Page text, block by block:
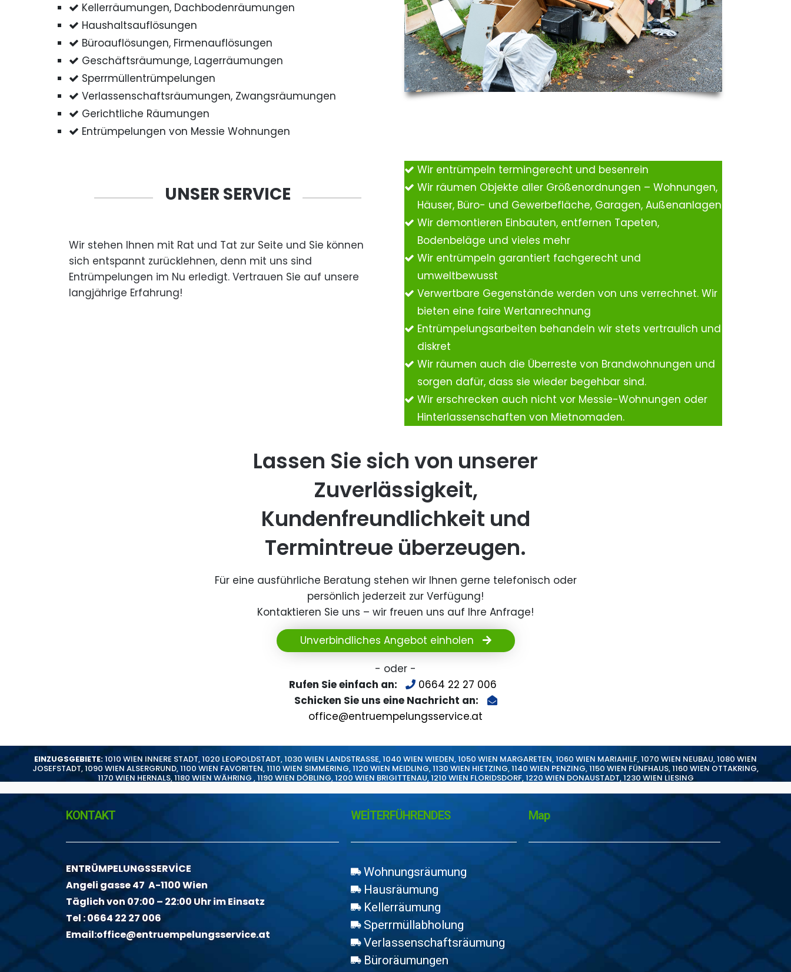
Kellerräumungen, Dachbodenräumungen
Haushaltsauflösungen
Büroauflösungen, Firmenauflösungen
Geschäftsräumunge, Lagerräumungen
Sperrmüllentrümpelungen
Verlassenschaftsräumungen, Zwangsräumungen
Gerichtliche Räumungen
Entrümpelungen von Messie Wohnungen
UNSER SERVICE
Wir stehen Ihnen mit Rat und Tat zur Seite und Sie können
sich entspannt zurücklehnen, denn mit uns sind
Entrümpelungen im Nu erledigt. Vertrauen Sie auf unsere
langjährige Erfahrung!
Wir entrümpeln termingerecht und besenrein
Wir räumen Objekte aller Größenordnungen – Wohnungen,
Häuser, Büro- und Gewerbefläche, Garagen, Außenanlagen
Wir demontieren Einbauten, entfernen Tapeten,
Bodenbeläge und vieles mehr
Wir entrümpeln garantiert fachgerecht und
umweltbewusst
Verwertbare Gegenstände werden von uns verrechnet. Wir
bieten eine faire Wertanrechnung
Entrümpelungsarbeiten behandeln wir stets vertraulich und
diskret
Wir räumen auch die Überreste von Brandwohnungen und
sorgen dafür, dass sie wieder begehbar sind.
Wir erschrecken auch nicht vor Messie-Wohnungen oder
Hinterlassenschaften von Mietnomaden.
Lassen Sie sich von unserer
Zuverlässigkeit,
Kundenfreundlichkeit und
Termintreue überzeugen.
Für eine ausführliche Beratung stehen wir Ihnen gerne telefonisch oder
persönlich jederzeit zur Verfügung!
Kontaktieren Sie uns – wir freuen uns auf Ihre Anfrage!
Unverbindliches Angebot einholen
- oder -
Rufen Sie einfach an:
0664 22 27 006
Schicken Sie uns eine Nachricht an:
office@entruempelungsservice.at
EINZUGSGEBIETE:1010 WIEN INNERE STADT,1020 LEOPOLDSTADT,1030 WIEN LANDSTRASSE,1040 WIEN WIEDEN,1050 WIEN MARGARETEN,1060 WIEN MARIAHILF,1070 WIEN NEUBAU,1080 WIEN
JOSEFSTADT,1090 WIEN ALSERGRUND,1100 WIEN FAVORITEN,1110 WIEN SIMMERING,1120 WIEN MEIDLING,1130 WIEN HIETZING,1140 WIEN PENZING,1150 WIEN FÜNFHAUS,1160 WIEN OTTAKRING,
1170 WIEN HERNALS,1180 WIEN WÄHRING ,1190 WIEN DÖBLING,1200 WIEN BRIGITTENAU,1210 WIEN FLORIDSDORF,1220 WIEN DONAUSTADT,1230 WIEN LIESING
KONTAKT
ENTRÜMPELUNGSSERVİCE
Angeli gasse 47 A-1100 Wien
Täglich von 07:00 – 22:00 Uhr im Einsatz
Tel :0664 22 27 006
Email:office@entruempelungsservice.at
WEİTERFÜHRENDES
Wohnungsräumung
Hausräumung
Kellerräumung
Sperrmüllabholung
Verlassenschaftsräumung
Büroräumungen
Map